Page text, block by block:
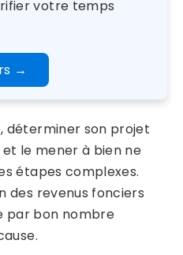
votre temps
→
déterminer son projet
le mener à bien ne
étapes complexes.
des revenus fonciers
par bon nombre